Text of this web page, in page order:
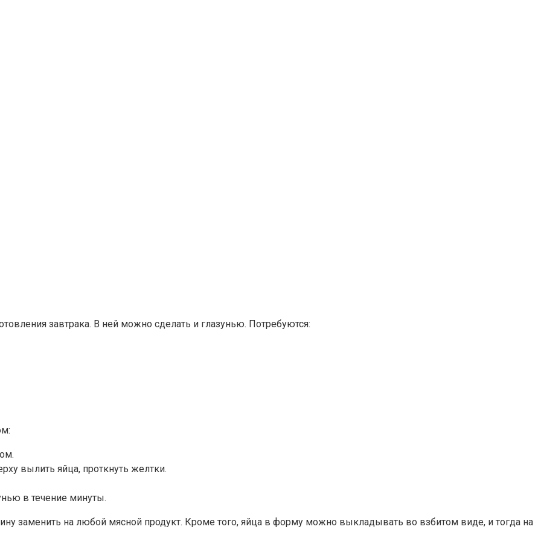
завтрака. В ней можно сделать и глазунью. Потребуются:
вылить яйца, проткнуть желтки.
в течение минуты.
заменить на любой мясной продукт. Кроме того, яйца в форму можно выкладывать во взбитом виде, и тогда на